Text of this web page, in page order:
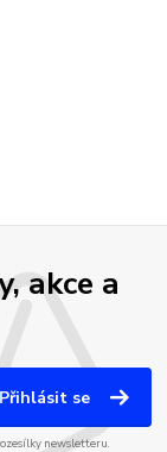
akce a
Přihlásit se
newsletteru.